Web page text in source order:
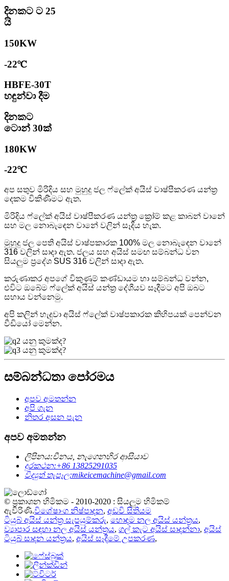
දිනකට ට 25
යි
150KW
-22℃
HBFE-30T
හඳුන්වා දීම
දිනකට
ටොන් 30ක්
180KW
-22℃
අප සතුව මිරිදිය සහ මුහුදු ජල ෆ්ලේක් අයිස් වාෂ්පීකරණ යන්ත්‍ර
දෙකම විකිණීමට ඇත.
මිරිදිය ෆ්ලේක් අයිස් වාෂ්පීකරණ යන්ත්‍ර ක්‍රෝම් කළ කාබන් වානේ
සහ මල නොබැඳෙන වානේ වලින් සෑදිය හැක.
මුහුදු ජල පෙති අයිස් වාෂ්පකාරක 100% මල නොබැඳෙන වානේ
316 වලින් සාදා ඇත. ජලය සහ අයිස් සමඟ සම්බන්ධ වන
සියලුම ප්‍රදේශ SUS 316 වලින් සාදා ඇත.
කරුණාකර අපගේ විකුණුම් කණ්ඩායම හා සම්බන්ධ වන්න,
එවිට ඔබේම ෆ්ලේක් අයිස් යන්ත්‍ර දේශීයව සෑදීමට අපි ඔබට
සහාය වන්නෙමු.
අපි කලින් හැදුවා අයිස් ෆ්ලේක් වාෂ්පකාරක කිහිපයක් පෙන්වන
වීඩියෝ මෙන්න.
සම්බන්ධතා පෝරමය
අපව අමතන්න
අපි ගැන
නිතර අසන පැන
අපව අමතන්න
ලිපිනය:චීනය, නැගෙනහිර ආසියාව
දුරකථන:+86 13825291035
විද්‍යුත් තැපෑල:mikeicemachine@gmail.com
© ප්‍රකාශන හිමිකම - 2010-2020 : සියලුම හිමිකම්
ඇවිරිණි.විශේෂාංග නිෂ්පාදන, අඩවි සිතියම
ටියුබ් අයිස් යන්ත්‍ර සැපයුම්කරු, හොඳම නල අයිස් යන්ත්‍රය,
ව්‍යාපාර සඳහා නල අයිස් යන්ත්‍රය, ගල් කැට අයිස් සාදන්නා, අයිස්
ටියුබ් සාදන යන්ත්‍රය, අයිස් සෑදීමේ උපකරණ,